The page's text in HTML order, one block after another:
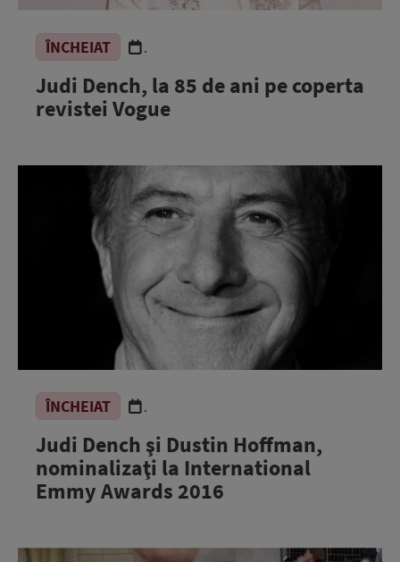
ÎNCHEIAT .
Judi Dench, la 85 de ani pe coperta
revistei Vogue
ÎNCHEIAT .
Judi Dench şi Dustin Hoffman,
nominalizaţi la International
Emmy Awards 2016